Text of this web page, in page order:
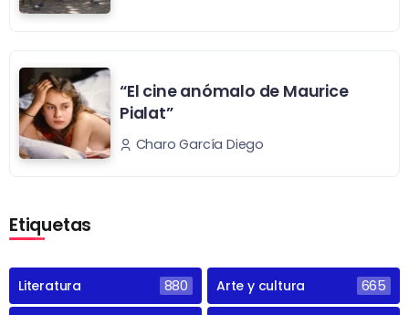
“El cine anómalo de Maurice
Pialat”
Charo García Diego
Etiquetas
Literatura 880 Arte y cultura 665